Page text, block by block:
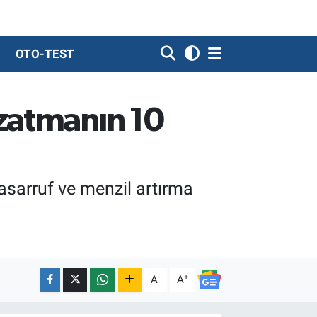
OTO-TEST
10
ve menzil artırma
A- A+